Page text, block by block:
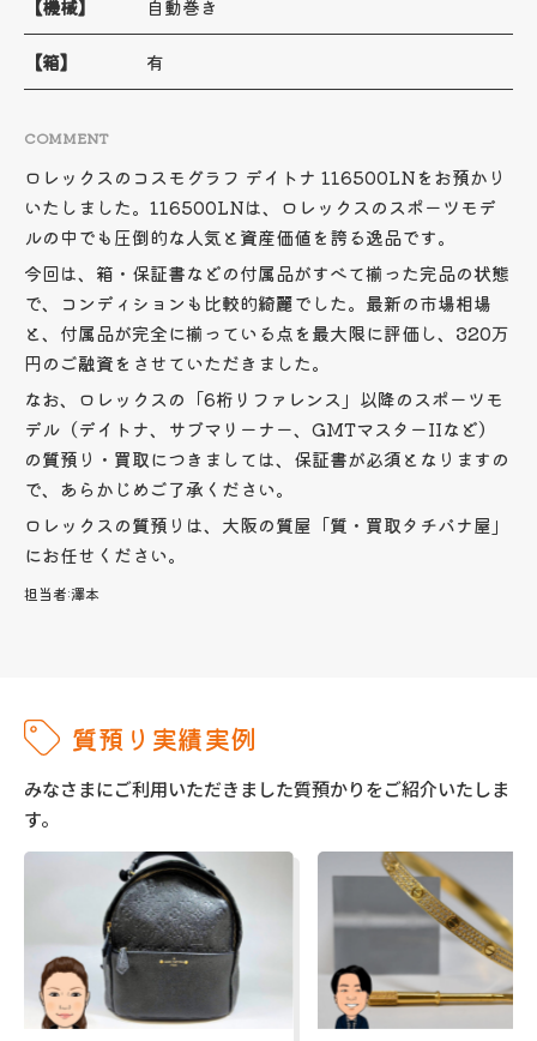
【機械】 自動巻き
【箱】 有
COMMENT
ロレックスのコスモグラフ デイトナ 116500LNをお預かり
いたしました。116500LNは、ロレックスのスポーツモデ
ルの中でも圧倒的な人気と資産価値を誇る逸品です。
今回は、箱・保証書などの付属品がすべて揃った完品の状態
で、コンディションも比較的綺麗でした。最新の市場相場
と、付属品が完全に揃っている点を最大限に評価し、320万
円のご融資をさせていただきました。
なお、ロレックスの「6桁リファレンス」以降のスポーツモ
デル（デイトナ、サブマリーナー、GMTマスターIIなど）
の質預り・買取につきましては、保証書が必須となりますの
で、あらかじめご了承ください。
ロレックスの質預りは、大阪の質屋「質・買取タチバナ屋」
にお任せください。
担当者:澤本
質預り実績実例
みなさまにご利用いただきました質預かりをご紹介いたしま
す。